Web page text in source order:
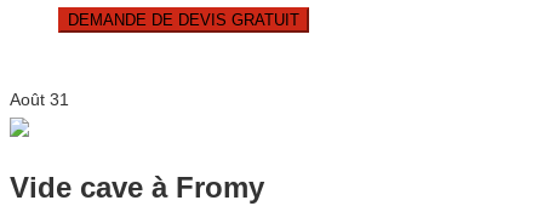
DEMANDE DE DEVIS GRATUIT
Août 31
Vide cave à Fromy